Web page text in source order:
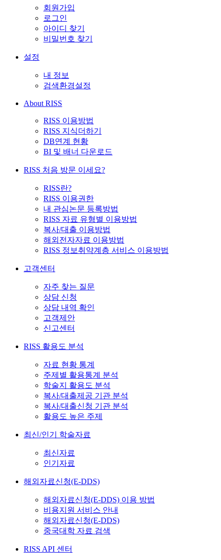
회원가입
로그인
아이디 찾기
비밀번호 찾기
설정
내 정보
검색환경설정
About RISS
RISS 이용방법
RISS 지식더하기
DB연계 현황
BI 및 배너 다운로드
RISS 처음 방문 이세요?
RISS란?
RISS 이용권한
내 관심논문 등록방법
RISS 자료 유형별 이용방법
복사/대출 이용방법
해외전자자료 이용방법
RISS 정보취약계층 서비스 이용방법
고객센터
자주 찾는 질문
상담 신청
상담 내역 확인
고객제안
신고센터
RISS 활용도 분석
자료 현황 통계
주제별 활용통계 분석
학술지 활용도 분석
복사/대출제공 기관 분석
복사/대출신청 기관 분석
활용도 높은 주제
최신/인기 학술자료
최신자료
인기자료
해외자료신청(E-DDS)
해외자료신청(E-DDS) 이용 방법
비용지원 서비스 안내
해외자료신청(E-DDS)
중국대학 자료 검색
RISS API 센터